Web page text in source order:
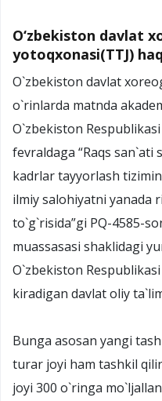
O‘zbekiston davlat
yotoqxonasi(TTJ)
О`zbekiston davlat
о`rinlarda matnda
О`zbekiston
fevraldaga “Raqs
kadrlar tayyorlash
ilmiy salohiyatni yanada
tо`g`risida”gi PQ-4585-
muassasasi shaklidagi
О`zbekiston
kiradigan davlat oliy
Bunga asosan yangi
turar joyi ham tashkil
joyi 300 о`ringa